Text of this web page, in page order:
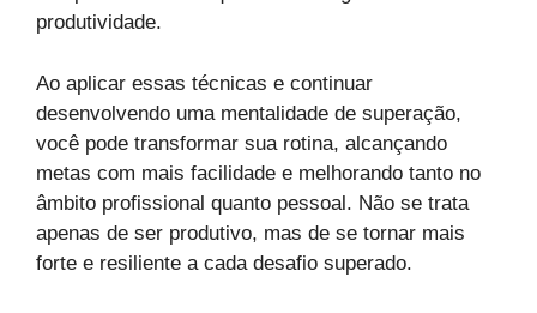
produtividade.
Ao aplicar essas técnicas e continuar
desenvolvendo uma mentalidade de superação,
você pode transformar sua rotina, alcançando
metas com mais facilidade e melhorando tanto no
âmbito profissional quanto pessoal. Não se trata
apenas de ser produtivo, mas de se tornar mais
forte e resiliente a cada desafio superado.